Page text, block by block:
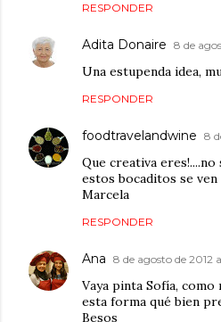
RESPONDER
Adita Donaire 8 de
Una estupenda idea,
RESPONDER
foodtravelandwine 8
Que creativa
estos bocaditos se ven
Marcela
RESPONDER
Ana 8 de agosto de 2012 a
Vaya pinta Sofía,
esta forma qué bien
Besos